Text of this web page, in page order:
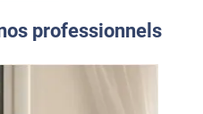
professionnels